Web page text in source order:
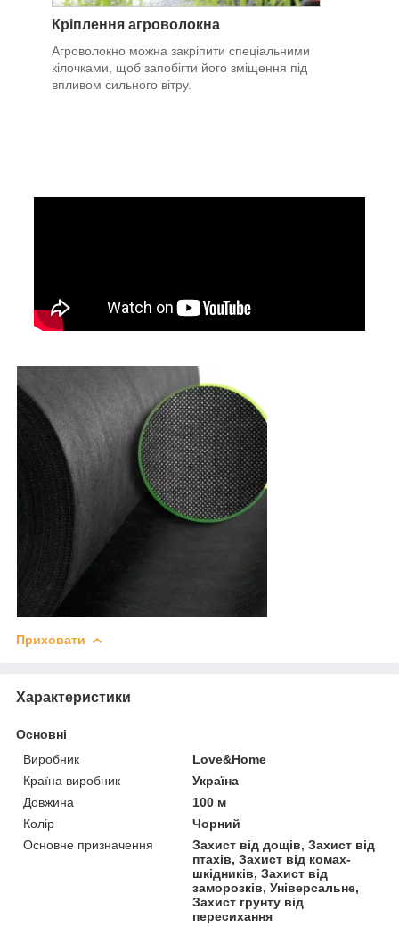
Кріплення агроволокна
Агроволокно можна закріпити спеціальними
кілочками, щоб запобігти його зміщення під
впливом сильного вітру.
Приховати
Характеристики
Основні
Виробник
Love&Home
Країна виробник
Україна
Довжина
100 м
Колір
Чорний
Основне призначення
Захист від дощів, Захист від
птахів, Захист від комах-
шкідників, Захист від
заморозків, Універсальне,
Захист грунту від
пересихання